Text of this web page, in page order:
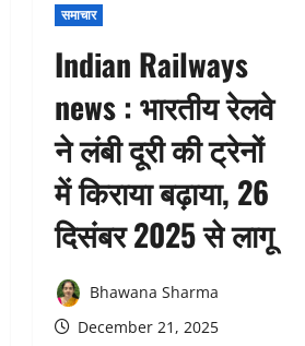
समाचार
Indian Railways
news : भारतीय रेलवे
ने लंबी दूरी की ट्रेनों
में किराया बढ़ाया, 26
दिसंबर 2025 से लागू
Bhawana Sharma
December 21, 2025